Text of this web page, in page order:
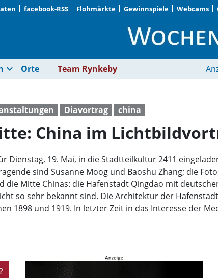
facebook-RSS Flohmärkte Gewinnspiele Webcams
Der Osten und die
expand_more Orte Team Rynkeby
Diavortrag china
China im
Dienstag, 19. Mai, in die Stadtteilkultur 2411
sind Susanne Moog und Baoshu Zhang; die
Mitte Chinas: die Hafenstadt Qingdao mit
so sehr bekannt sind. Die Architektur der
1898 und 1919. In letzter Zeit in das Interesse der